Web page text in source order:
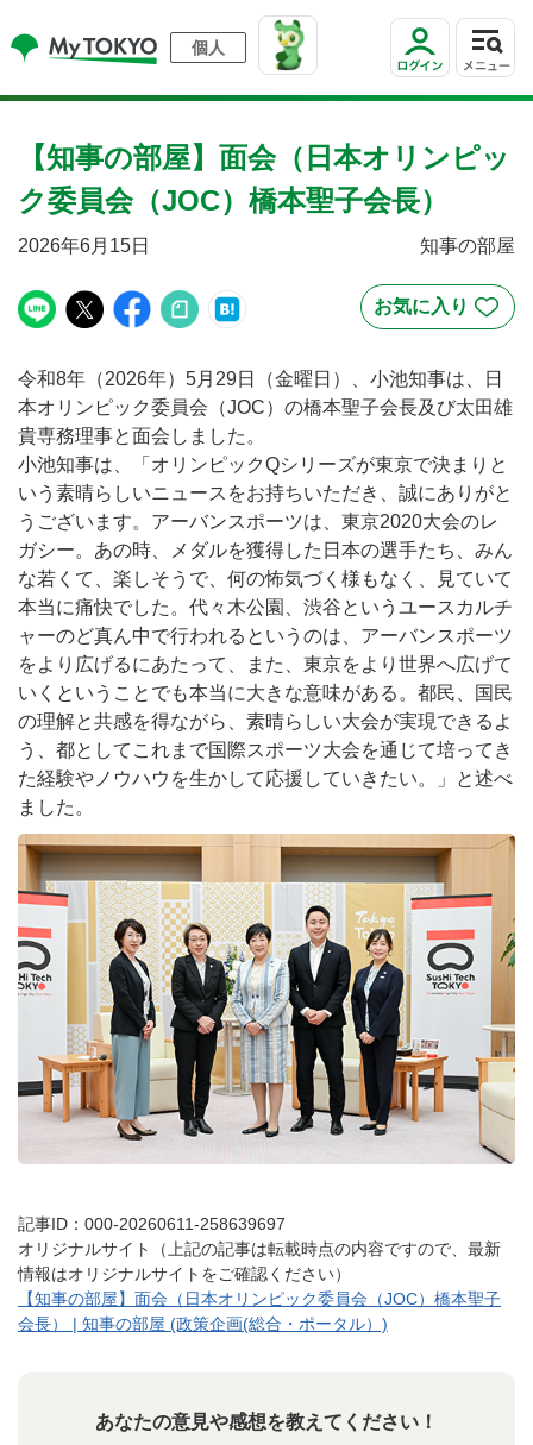
個人
【知事の部屋】面会（日本オリンピッ
ク委員会（JOC）橋本聖子会長）
2026年6月15日 知事の部屋
令和8年（2026年）5月29日（金曜日）、小池知事は、日
本オリンピック委員会（JOC）の橋本聖子会長及び太田雄
貴専務理事と面会しました。
小池知事は、「オリンピックQシリーズが東京で決まりと
いう素晴らしいニュースをお持ちいただき、誠にありがと
うございます。アーバンスポーツは、東京2020大会のレ
ガシー。あの時、メダルを獲得した日本の選手たち、みん
な若くて、楽しそうで、何の怖気づく様もなく、見ていて
本当に痛快でした。代々木公園、渋谷というユースカルチ
ャーのど真ん中で行われるというのは、アーバンスポーツ
をより広げるにあたって、また、東京をより世界へ広げて
いくということでも本当に大きな意味がある。都民、国民
の理解と共感を得ながら、素晴らしい大会が実現できるよ
う、都としてこれまで国際スポーツ大会を通じて培ってき
た経験やノウハウを生かして応援していきたい。」と述べ
ました。
記事ID：000-20260611-258639697
オリジナルサイト（上記の記事は転載時点の内容ですので、最新
情報はオリジナルサイトをご確認ください）
【知事の部屋】面会（日本オリンピック委員会（JOC）橋本聖子
会長） | 知事の部屋 (政策企画(総合・ポータル）)
あなたの意見や感想を教えてください！